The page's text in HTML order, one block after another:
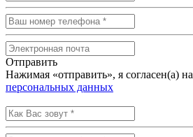
Отправить
Нажимая «отправить», я согласен(а) на
персональных данных